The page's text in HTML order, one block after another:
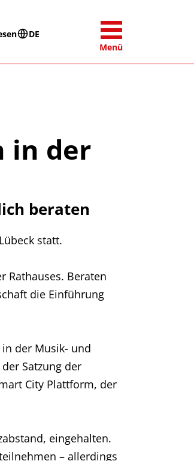
DE
Menü
in der
beraten
statt.
Rathauses. Beraten
die Einführung
der Musik- und
Satzung der
City Plattform, der
eingehalten.
– allerdings